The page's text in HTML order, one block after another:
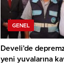
GENEL
Develi’de
yeni yuvalarına